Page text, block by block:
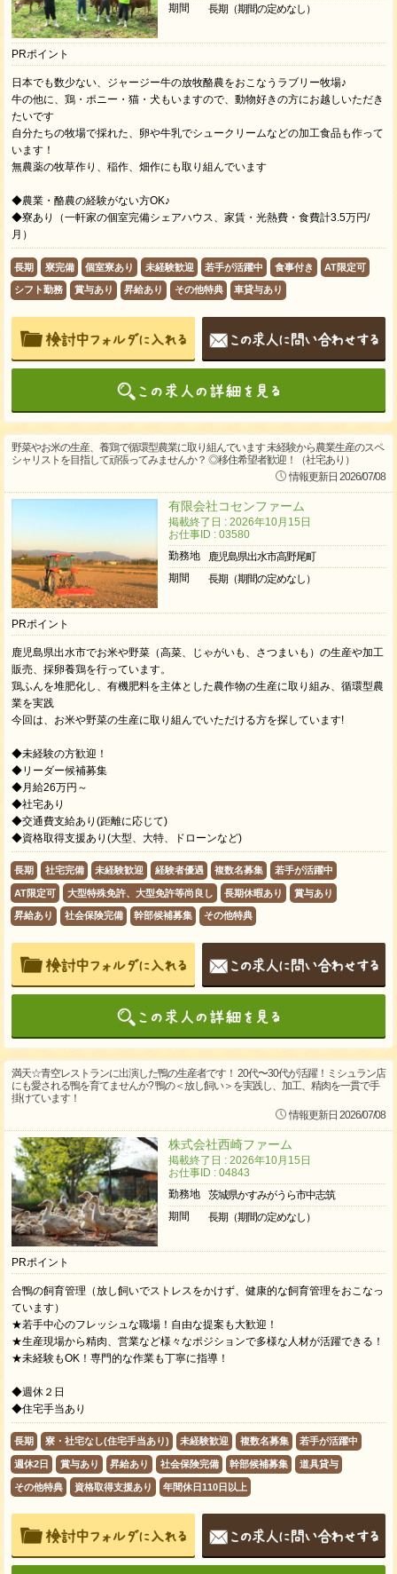
期間
長期（期間の定めなし）
PRポイント
日本でも数少ない、ジャージー牛の放牧酪農をおこなうラブリー牧場♪
牛の他に、鶏・ポニー・猫・犬もいますので、動物好きの方にお越しいただき
たいです
自分たちの牧場で採れた、卵や牛乳でシュークリームなどの加工食品も作って
います！
無農薬の牧草作り、稲作、畑作にも取り組んでいます
◆農業・酪農の経験がない方OK♪
◆寮あり（一軒家の個室完備シェアハウス、家賃・光熱費・食費計3.5万円/
月）
長期 寮完備 個室寮あり 未経験歓迎 若手が活躍中 食事付き AT限定可
シフト勤務 賞与あり 昇給あり その他特典 車貸与あり
野菜やお米の生産、養鶏で循環型農業に取り組んでいます 未経験から農業生産のスペ
シャリストを目指して頑張ってみませんか？ ◎移住希望者歓迎！（社宅あり）
情報更新日 2026/07/08
有限会社コセンファーム
掲載終了日 : 2026年10月15日
お仕事ID : 03580
勤務地
鹿児島県出水市高野尾町
期間
長期（期間の定めなし）
PRポイント
鹿児島県出水市でお米や野菜（高菜、じゃがいも、さつまいも）の生産や加工
販売、採卵養鶏を行っています。
鶏ふんを堆肥化し、有機肥料を主体とした農作物の生産に取り組み、循環型農
業を実践
今回は、お米や野菜の生産に取り組んでいただける方を探しています!
◆未経験の方歓迎！
◆リーダー候補募集
◆月給26万円～
◆社宅あり
◆交通費支給あり(距離に応じて)
◆資格取得支援あり(大型、大特、ドローンなど)
長期 社宅完備 未経験歓迎 経験者優遇 複数名募集 若手が活躍中
AT限定可 大型特殊免許、大型免許等尚良し 長期休暇あり 賞与あり
昇給あり 社会保険完備 幹部候補募集 その他特典
満天☆青空レストランに出演した鴨の生産者です！ 20代〜30代が活躍！ミシュラン店
にも愛される鴨を育てませんか? 鴨の＜放し飼い＞を実践し、加⼯、精肉を⼀貫で⼿
掛けています！
情報更新日 2026/07/08
株式会社西崎ファーム
掲載終了日 : 2026年10月15日
お仕事ID : 04843
勤務地
茨城県かすみがうら市中志筑
期間
長期（期間の定めなし）
PRポイント
合鴨の飼育管理（放し飼いでストレスをかけず、健康的な飼育管理をおこなっ
ています）
★若⼿中⼼のフレッシュな職場！⾃由な提案も⼤歓迎！
★生産現場から精肉、営業など様々なポジションで多様な人材が活躍できる！
★未経験もOK！専⾨的な作業も丁寧に指導！
◆週休２日
◆住宅手当あり
長期 寮・社宅なし(住宅手当あり) 未経験歓迎 複数名募集 若手が活躍中
週休2日 賞与あり 昇給あり 社会保険完備 幹部候補募集 道具貸与
その他特典 資格取得支援あり 年間休日110日以上